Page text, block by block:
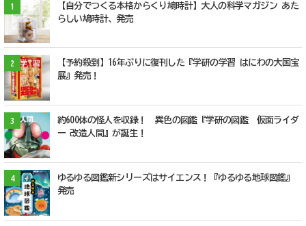
1
【自分でつくる本格からくり鳩時計】大人の科学マガジン あた
らしい鳩時計、発売
2
【予約殺到】16年ぶりに復刊した『学研の学習 はにわの大国宝
展』発売！
3
約600体の怪人を収録！ 異色の図鑑『学研の図鑑 仮面ライダ
ー 改造人間』が誕生！
4
ゆるゆる図鑑新シリーズはサイエンス！『ゆるゆる地球図鑑』
発売